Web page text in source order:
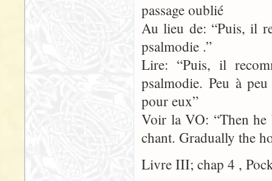
passage oublié
Au lieu de: “Puis, il
psalmodie .”
Lire: “Puis, il
psalmodie. Peu à
pour eux”
Voir la VO: “Then he
chant. Gradually the
Livre III; chap 4 ,